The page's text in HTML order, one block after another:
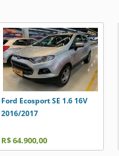
Ford Ecosport SE 1.6 16V
2016/2017
R$ 64.900,00